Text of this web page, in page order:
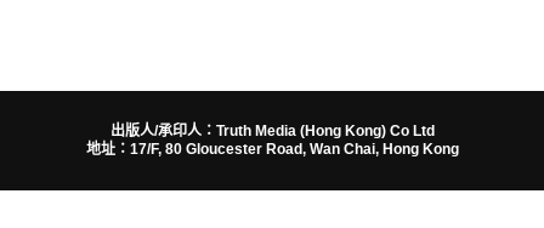
出版人/承印人：Truth Media (Hong Kong) Co Ltd
地址：17/F, 80 Gloucester Road, Wan Chai, Hong Kong